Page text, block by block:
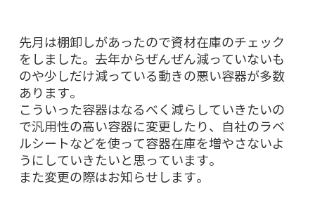
先月は棚卸しがあったので資材在庫のチェック
をしました。去年からぜんぜん減っていないも
のや少しだけ減っている動きの悪い容器が多数
あります。
こういった容器はなるべく減らしていきたいの
で汎用性の高い容器に変更したり、自社のラベ
ルシートなどを使って容器在庫を増やさないよ
うにしていきたいと思っています。
また変更の際はお知らせします。